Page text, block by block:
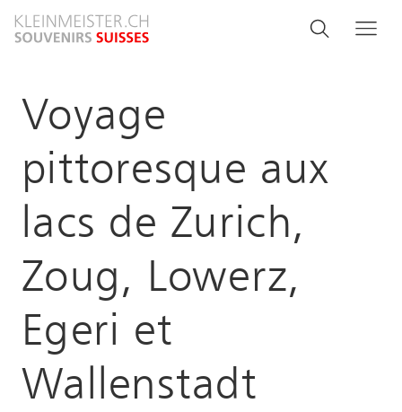
zum
Search
Suche
Voyage
pittoresque aux
lacs de Zurich,
Zoug, Lowerz,
Egeri et
Wallenstadt